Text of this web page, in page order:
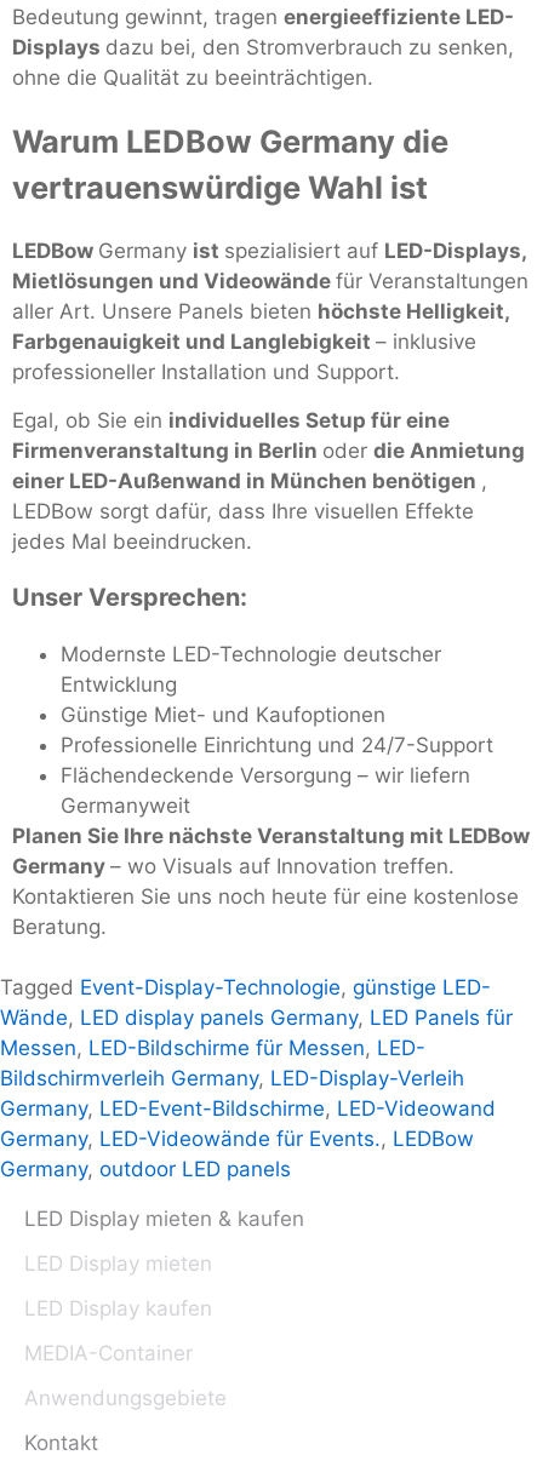
Bedeutung gewinnt, tragen energieeffiziente LED-
Displays dazu bei, den Stromverbrauch zu senken,
ohne die Qualität zu beeinträchtigen.
Warum LEDBow Germany die
vertrauenswürdige Wahl ist
LEDBow Germany ist spezialisiert auf LED-Displays,
Mietlösungen und Videowände für Veranstaltungen
aller Art. Unsere Panels bieten höchste Helligkeit,
Farbgenauigkeit und Langlebigkeit – inklusive
professioneller Installation und Support.
Egal, ob Sie ein individuelles Setup für eine
Firmenveranstaltung in Berlin oder die Anmietung
einer LED-Außenwand in München benötigen ,
LEDBow sorgt dafür, dass Ihre visuellen Effekte
jedes Mal beeindrucken.
Unser Versprechen:
Modernste LED-Technologie deutscher
Entwicklung
Günstige Miet- und Kaufoptionen
Professionelle Einrichtung und 24/7-Support
Flächendeckende Versorgung – wir liefern
Germanyweit
Planen Sie Ihre nächste Veranstaltung mit LEDBow
Germany – wo Visuals auf Innovation treffen.
Kontaktieren Sie uns noch heute für eine kostenlose
Beratung.
Tagged Event-Display-Technologie, günstige LED-
Wände, LED display panels Germany, LED Panels für
Messen, LED-Bildschirme für Messen, LED-
Bildschirmverleih Germany, LED-Display-Verleih
Germany, LED-Event-Bildschirme, LED-Videowand
Germany, LED-Videowände für Events., LEDBow
Germany, outdoor LED panels
LED Display mieten & kaufen
LED Display mieten
LED Display kaufen
MEDIA-Container
Anwendungsgebiete
Kontakt